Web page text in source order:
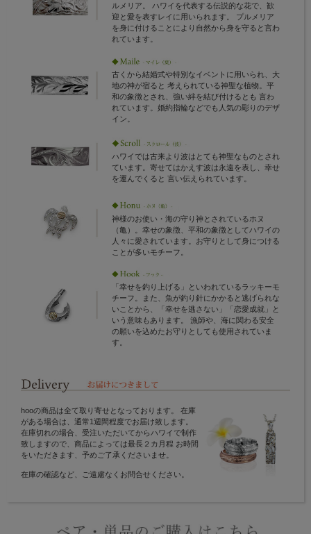
ルメリア。 ハワイを代表する伝説的な花で、歓
迎と愛を表すレイに用いられます。 プルメリア
を身に付けることにより自然から身を守ると言わ
れています。
古くから結婚式や特別なイベントに用いられ、大
地の神が宿ると 考えられている神聖な植物。平
和の象徴とされ、強い絆を結び付けるとも 言わ
れています。婚約指輪などでも人気の彫りのデザ
イン。
ハワイでは古来より波はとても神聖なものとされ
ています。寄せてはかえす波は永遠を表し、幸せ
を運んでくると 言い伝えられています。
神様のお使い・海の守り神とされているホヌ
（亀）。幸せの象徴、平和の象徴としてハワイの
人々に愛されています。お守りとして身につける
ことが多いモチーフ。
「幸せを釣り上げる」といわれているラッキーモ
チーフ。また、魚が釣り針にかかると逃げられな
いことから、「幸せを逃さない」「恋愛成就」と
いう意味もあります。 漁師や、海に関わる安全
の願いを込めたお守りとしても使用されていま
す。
hooの商品は全て取り寄せとなっております。 在庫
がある場合は、通常1週間程度でお届け致します。
在庫切れの場合、受注いただいてからハワイで制作
致しますので、商品によっては最長２カ月程 お時間
をいただきます、予めご了承くださいませ。
在庫の確認など、ご遠慮なくお問合せください。